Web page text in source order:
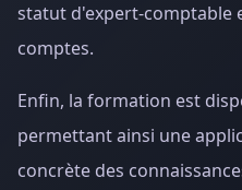
statut d'expert-comptable
comptes.
Enfin, la formation est
permettant ainsi une
concrète des